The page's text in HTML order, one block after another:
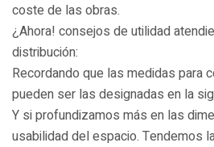
coste de las obras.
¿Ahora! consejos de utilidad
distribución:
Recordando que las medidas para
pueden ser las designadas en la
Y si profundizamos más en las
usabilidad del espacio. Tendemos